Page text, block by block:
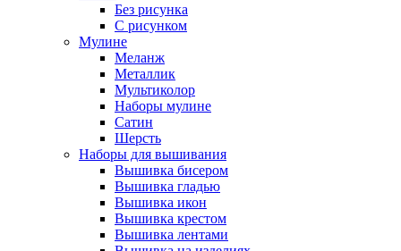
Без рисунка
С рисунком
Мулине
Меланж
Металлик
Мультиколор
Наборы мулине
Сатин
Шерсть
Наборы для вышивания
Вышивка бисером
Вышивка гладью
Вышивка икон
Вышивка крестом
Вышивка лентами